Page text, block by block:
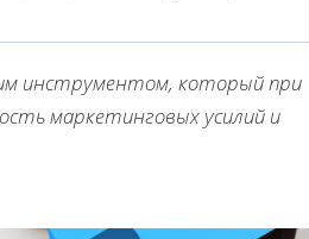
инструментом, который при
маркетинговых усилий и